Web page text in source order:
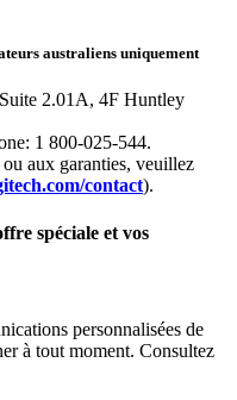
australiens uniquement
2.01A, 4F Huntley
1 800-025-544.
aux garanties, veuillez
contact).
spéciale et vos
personnalisées de
à tout moment. Consultez